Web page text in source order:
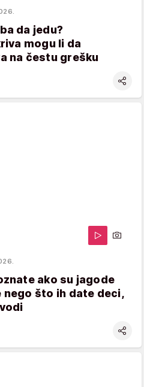
da jedu?
mogu li da
na čestu grešku
ako su jagode
nego što ih date deci,